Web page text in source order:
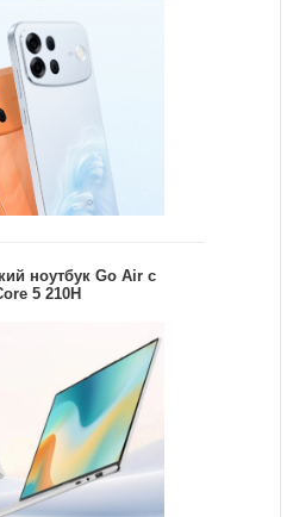
ноутбук Go Air c
5 210H